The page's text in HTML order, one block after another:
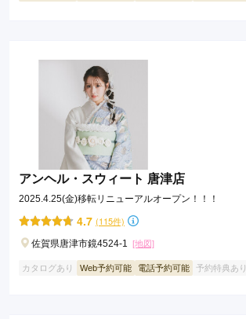
アンヘル・スウィート 唐津店
2025.4.25(金)移転リニューアルオープン！！！
4.7 (115件)
佐賀県唐津市鏡4524-1 [地図]
カタログあり Web予約可能 電話予約可能 予約特典あり